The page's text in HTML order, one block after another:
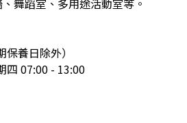
養日除外）
四 07:00 - 13:00